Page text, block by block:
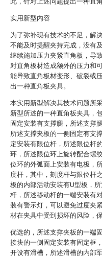
实用新型内容
为了弥补现有技术的不足，解
不能及时提醒夹持完成，没有
继续施加压力夹紧直角板，导
对直角板材造成额外的压力和
能导致直角板材变形、破裂或
出一种直角板夹具。
本实用新型解决其技术问题所
新型所述的一种直角板夹具，
固定安装有支撑腿，所述支撑
所述支撑夹板的一侧固定有支
定安装有限位杆，所述限位杆
环，所述限位环上旋转配合螺
位环的外弧面上安装有电极，
度杆，其中，刻度杆与限位杆
板的内部活动安装有U型板，
杆，所述移动杆的一端安装有
装有警示灯，可以避免过度夹
材在夹具中受到损坏的风险，
优选的，所述支撑夹板的一端
接块的一侧固定安装有固定框
开设有滑槽，所述滑槽的内部